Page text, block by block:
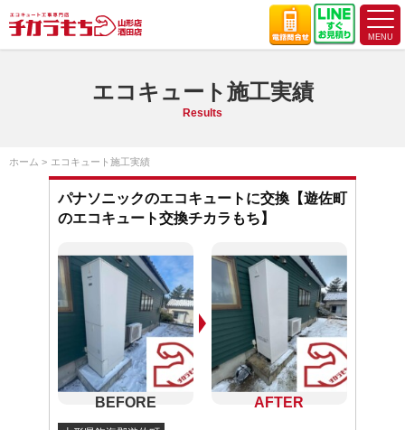
エコキュート施工実績
Results
ホーム エコキュート施工実績
パナソニックのエコキュートに交換【遊佐町
のエコキュート交換チカラもち】